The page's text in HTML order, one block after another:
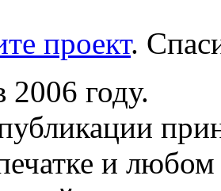
проект.
2006 году.
и